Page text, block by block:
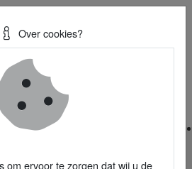
toekomst
Over cookies?
om ervoor te zorgen dat wij u de